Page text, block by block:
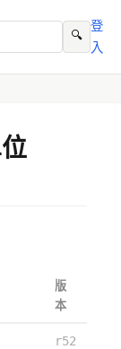
🔍
登
入
版
本
r52